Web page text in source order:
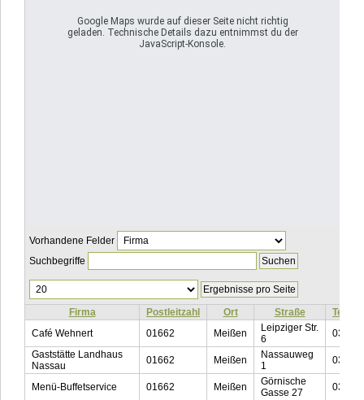
Google Maps wurde auf dieser Seite nicht richtig
geladen. Technische Details dazu entnimmst du der
JavaScript-Konsole.
Vorhandene Felder
Suchbegriffe
Ergebnisse
pro
Seite
Firma Postleitzahl Ort Straße
Café Wehnert
01662 Meißen
Leipziger Str.
6
Gaststätte Landhaus
Nassau
01662 Meißen
Nassauweg
1
Menü-Buffetservice 01662 Meißen
Görnische
Gasse 27